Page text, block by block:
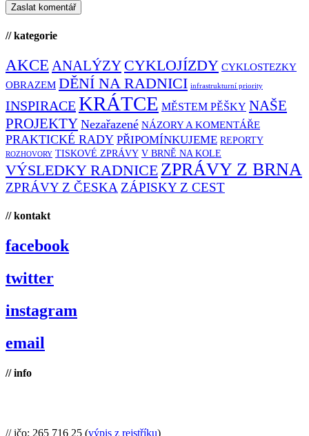
// kategorie
AKCE ANALÝZY CYKLOJÍZDY CYKLOSTEZKY
OBRAZEM DĚNÍ NA RADNICI infrastrukturní priority
INSPIRACEKRÁTCE MĚSTEM PĚŠKY NAŠE
PROJEKTY Nezařazené NÁZORY A KOMENTÁŘE
PRAKTICKÉ RADY PŘIPOMÍNKUJEME REPORTY
ROZHOVORY TISKOVÉ ZPRÁVY V BRNĚ NA KOLE
VÝSLEDKY RADNICE ZPRÁVY Z BRNA
ZPRÁVY Z ČESKA ZÁPISKY Z CEST
// kontakt
facebook
twitter
instagram
email
// info
// ičo: 265 716 25 (výpis z rejstříku)